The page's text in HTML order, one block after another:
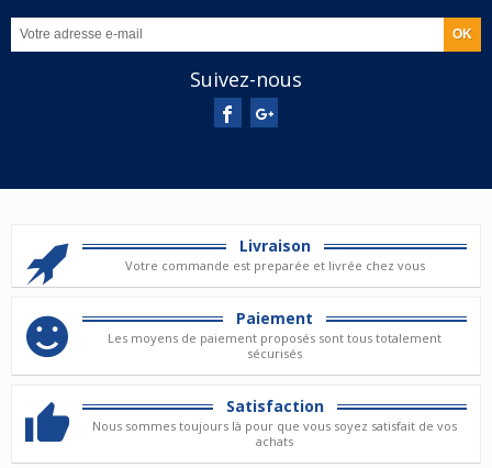
Suivez-nous
Livraison
Votre commande est preparée et livrée chez vous
Paiement
Les moyens de paiement proposés sont tous totalement
sécurisés
Satisfaction
Nous sommes toujours là pour que vous soyez satisfait de vos
achats